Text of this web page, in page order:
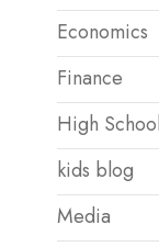
Economics
Finance
High School
kids blog
Media